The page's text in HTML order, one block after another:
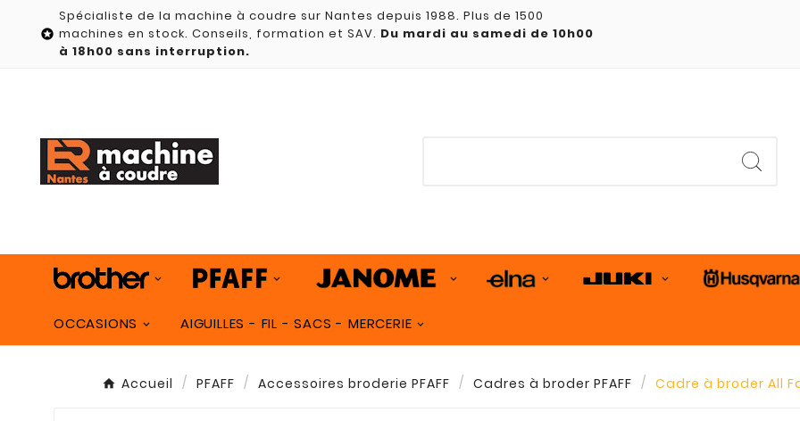

Spécialiste de la machine à coudre sur Nantes depuis 1988. Plus de 1500
machines en stock. Conseils, formation et SAV. Du mardi au samedi de 10h00
à 18h00 sans interruption.
OCCASIONS AIGUILLES - FIL - SACS - MERCERIE
Accueil PFAFF Accessoires broderie PFAFF Cadres à broder PFAFF Cadre à broder All